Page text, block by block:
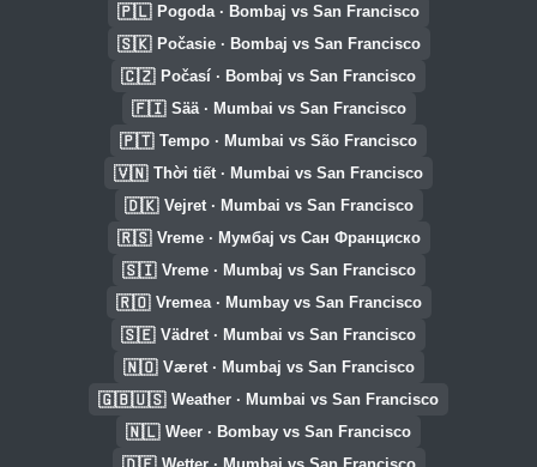
🇵🇱 Pogoda · Bombaj vs San Francisco
🇸🇰 Počasie · Bombaj vs San Francisco
🇨🇿 Počasí · Bombaj vs San Francisco
🇫🇮 Sää · Mumbai vs San Francisco
🇵🇹 Tempo · Mumbai vs São Francisco
🇻🇳 Thời tiết · Mumbai vs San Francisco
🇩🇰 Vejret · Mumbai vs San Francisco
🇷🇸 Vreme · Мумбај vs Сан Франциско
🇸🇮 Vreme · Mumbaj vs San Francisco
🇷🇴 Vremea · Mumbay vs San Francisco
🇸🇪 Vädret · Mumbai vs San Francisco
🇳🇴 Været · Mumbaj vs San Francisco
🇬🇧🇺🇸 Weather · Mumbai vs San Francisco
🇳🇱 Weer · Bombay vs San Francisco